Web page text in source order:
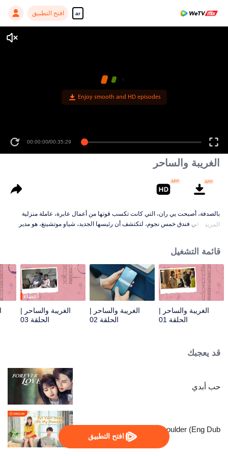
ar افتح التطبيق
افتح التطبيق
Enjoy smooth and HD episodes
00:00:00/00:35:29
الغريبة والساحر
بالصدفة، أصبحت يي ران، التي كانت تكسب قوتها من أعمال عابرة، عاملة منزلية
محترفة في فندق خمس نجوم، لتكتشف أن رئيسها الجديد، شياو موتشينغ، هو مدير
المزيد
قائمة التشغيل
الغريبة والساحر |
الحلقة 01
الغريبة والساحر |
الحلقة 02
أعضاء
الغريبة والساحر |
الحلقة 03
قد يعجبك
حب أبدي
Put Your Head On My Shoulder (Eng Dub)